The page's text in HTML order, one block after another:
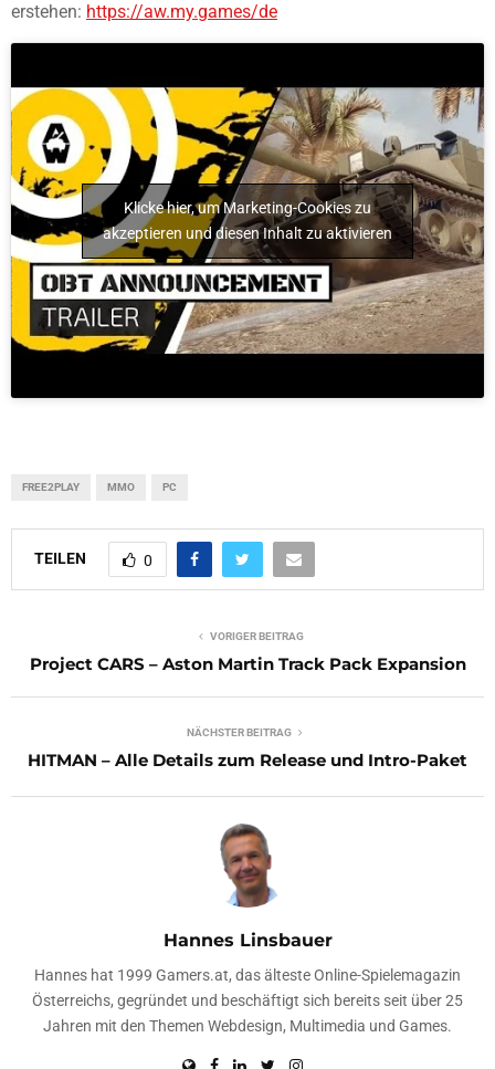
erstehen: https://aw.my.games/de
Klicke hier, um Marketing-Cookies zu
akzeptieren und diesen Inhalt zu aktivieren
FREE2PLAY MMO PC
TEILEN 0
VORIGER BEITRAG
Project CARS – Aston Martin Track Pack Expansion
NÄCHSTER BEITRAG
HITMAN – Alle Details zum Release und Intro-Paket
Hannes Linsbauer
Hannes hat 1999 Gamers.at, das älteste Online-Spielemagazin
Österreichs, gegründet und beschäftigt sich bereits seit über 25
Jahren mit den Themen Webdesign, Multimedia und Games.